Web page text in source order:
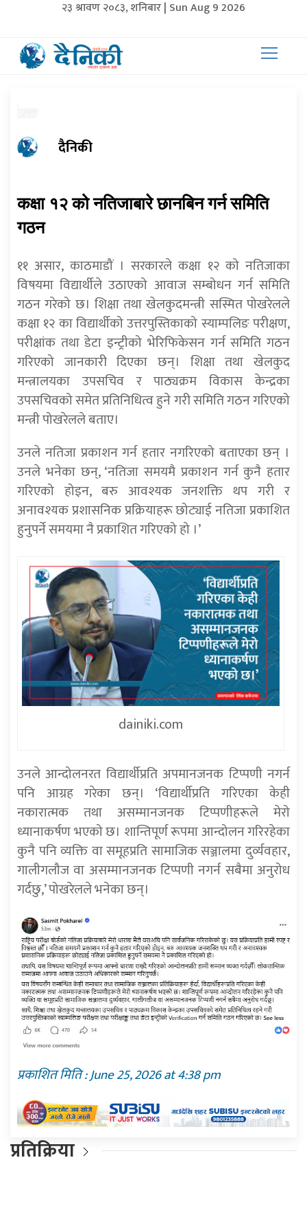
२३ श्रावण २०८३, शनिबार | Sun Aug 9 2026
दैनिकी
कक्षा १२ को नतिजाबारे छानबिन गर्न समिति
गठन
११ असार, काठमाडौं । सरकारले कक्षा १२ को नतिजाका
विषयमा विद्यार्थीले उठाएको आवाज सम्बोधन गर्न समिति
गठन गरेको छ। शिक्षा तथा खेलकुदमन्त्री सस्मित पोखरेलले
कक्षा १२ का विद्यार्थीको उत्तरपुस्तिकाको स्याम्पलिङ परीक्षण,
परीक्षांक तथा डेटा इन्ट्रीको भेरिफिकेसन गर्न समिति गठन
गरिएको जानकारी दिएका छन्। शिक्षा तथा खेलकुद
मन्त्रालयका उपसचिव र पाठ्यक्रम विकास केन्द्रका
उपसचिवको समेत प्रतिनिधित्व हुने गरी समिति गठन गरिएको
मन्त्री पोखरेलले बताए।
उनले नतिजा प्रकाशन गर्न हतार नगरिएको बताएका छन् ।
उनले भनेका छन्, ‘नतिजा समयमै प्रकाशन गर्न कुनै हतार
गरिएको होइन, बरु आवश्यक जनशक्ति थप गरी र
अनावश्यक प्रशासनिक प्रक्रियाहरू छोट्याई नतिजा प्रकाशित
हुनुपर्ने समयमा नै प्रकाशित गरिएको हो ।’
dainiki.com
उनले आन्दोलनरत विद्यार्थीप्रति अपमानजनक टिप्पणी नगर्न
पनि आग्रह गरेका छन्। ‘विद्यार्थीप्रति गरिएका केही
नकारात्मक तथा असम्मानजनक टिप्पणीहरूले मेरो
ध्यानाकर्षण भएको छ। शान्तिपूर्ण रूपमा आन्दोलन गरिरहेका
कुनै पनि व्यक्ति वा समूहप्रति सामाजिक सञ्जालमा दुर्व्यवहार,
गालीगलौज वा असम्मानजनक टिप्पणी नगर्न सबैमा अनुरोध
गर्दछु,’ पोखरेलले भनेका छन्।
प्रकाशित मिति : June 25, 2026 at 4:38 pm
प्रतिक्रिया